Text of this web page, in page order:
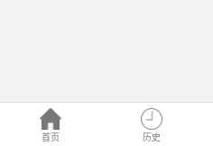
首页 历史